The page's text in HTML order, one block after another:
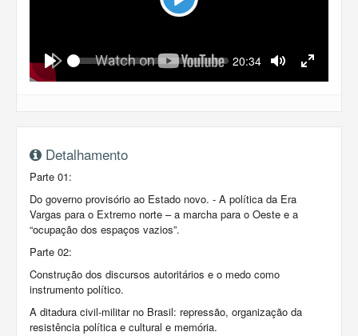
Play
Play
Seek Current
20:34
Mute Fullscreen
Detalhamento
Parte 01:
Do governo provisório ao Estado novo. - A política da Era
Vargas para o Extremo norte – a marcha para o Oeste e a
“ocupação dos espaços vazios”.
Parte 02:
Construção dos discursos autoritários e o medo como
instrumento político.
A ditadura civil-militar no Brasil: repressão, organização da
resistência política e cultural e memória.